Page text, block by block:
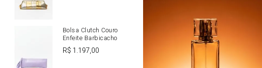
Bolsa Clutch Couro
Enfeite Barbicacho
R$ 1.197,00